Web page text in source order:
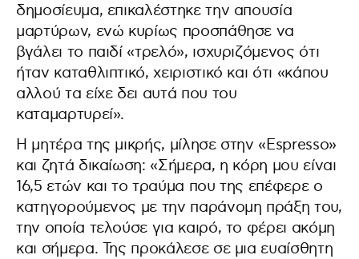
δημοσίευμα, επικαλέστηκε την απουσία
μαρτύρων, ενώ κυρίως προσπάθησε να
βγάλει το παιδί «τρελό», ισχυριζόμενος ότι
ήταν καταθλιπτικό, χειριστικό και ότι «κάπου
αλλού τα είχε δει αυτά που του
καταμαρτυρεί».
Η μητέρα της μικρής, μίλησε στην «Espresso»
και ζητά δικαίωση: «Σήμερα, η κόρη μου είναι
16,5 ετών και το τραύμα που της επέφερε ο
κατηγορούμενος με την παράνομη πράξη του,
την οποία τελούσε για καιρό, το φέρει ακόμη
και σήμερα. Της προκάλεσε σε μια ευαίσθητη